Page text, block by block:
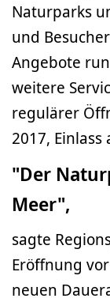
Naturparks
und
Angebote
weitere
regulärer
2017, Einlass
"Der
Meer",
sagte
Eröffnung
neuen